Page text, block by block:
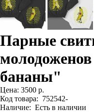
Парные
бананы"
Цена: 3500 р.
Код товара: 752542-
Наличие: Есть в наличии